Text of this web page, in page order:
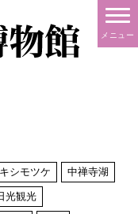
メニュー
シモツケ 中禅寺湖
光観光